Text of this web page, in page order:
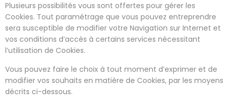
Plusieurs possibilités vous sont offertes pour gérer les
Cookies. Tout paramétrage que vous pouvez entreprendre
sera susceptible de modifier votre Navigation sur Internet et
vos conditions d’accès à certains services nécessitant
l’utilisation de Cookies.
Vous pouvez faire le choix à tout moment d’exprimer et de
modifier vos souhaits en matière de Cookies, par les moyens
décrits ci-dessous.